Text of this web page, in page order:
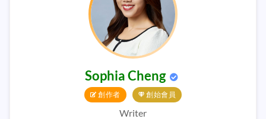
Sophia Cheng
創作者 創始會員
Writer